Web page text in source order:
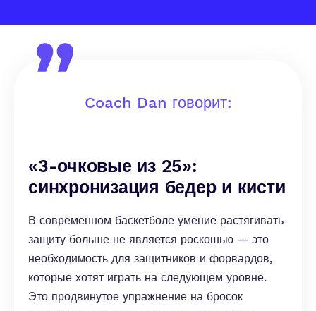
Coach Dan говорит:
«3-очковые из 25»:
синхронизация бедер и кисти
В современном баскетболе умение растягивать
защиту больше не является роскошью — это
необходимость для защитников и форвардов,
которые хотят играть на следующем уровне.
Это продвинутое упражнение на бросок